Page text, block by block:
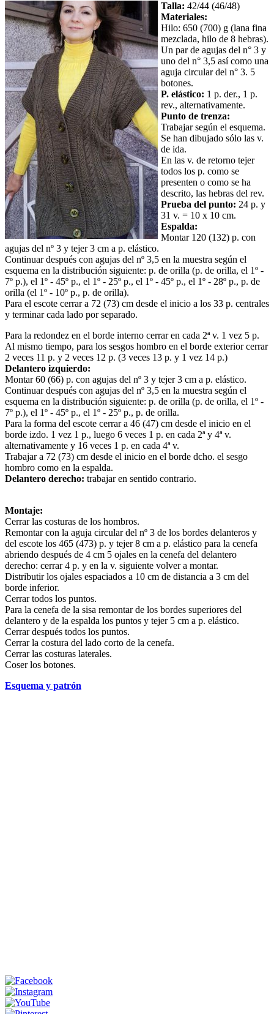
Talla: 42/44 (46/48)
Materiales:
Hilo: 650 (700) g (lana fina
mezclada, hilo de 8 hebras).
Un par de agujas del n° 3 y
uno del n° 3,5 así como una
aguja circular del n° 3. 5
botones.
P. elástico: 1 p. der., 1 p.
rev., alternativamente.
Punto de trenza:
Trabajar según el esquema.
Se han dibujado sólo las v.
de ida.
En las v. de retorno tejer
todos los p. como se
presenten o como se ha
descrito, las hebras del rev.
Prueba del punto: 24 p. y
31 v. = 10 x 10 cm.
Espalda:
Montar 120 (132) p. con
agujas del nº 3 y tejer 3 cm a p. elástico.
Continuar después con agujas del nº 3,5 en la muestra según el
esquema en la distribución siguiente: p. de orilla (p. de orilla, el 1º -
7º p.), el 1º - 45º p., el 1º - 25º p., el 1º - 45º p., el 1º - 28º p., p. de
orilla (el 1º - 10º p., p. de orilla).
Para el escote cerrar a 72 (73) cm desde el inicio a los 33 p. centrales
y terminar cada lado por separado.
Para la redondez en el borde interno cerrar en cada 2ª v. 1 vez 5 p.
Al mismo tiempo, para los sesgos hombro en el borde exterior cerrar
2 veces 11 p. y 2 veces 12 p. (3 veces 13 p. y 1 vez 14 p.)
Delantero izquierdo:
Montar 60 (66) p. con agujas del nº 3 y tejer 3 cm a p. elástico.
Continuar después con agujas del nº 3,5 en la muestra según el
esquema en la distribución siguiente: p. de orilla (p. de orilla, el 1º -
7º p.), el 1º - 45º p., el 1º - 25º p., p. de orilla.
Para la forma del escote cerrar a 46 (47) cm desde el inicio en el
borde izdo. 1 vez 1 p., luego 6 veces 1 p. en cada 2ª y 4ª v.
alternativamente y 16 veces 1 p. en cada 4ª v.
Trabajar a 72 (73) cm desde el inicio en el borde dcho. el sesgo
hombro como en la espalda.
Delantero derecho: trabajar en sentido contrario.
Montaje:
Cerrar las costuras de los hombros.
Remontar con la aguja circular del nº 3 de los bordes delanteros y
del escote los 465 (473) p. y tejer 8 cm a p. elástico para la cenefa
abriendo después de 4 cm 5 ojales en la cenefa del delantero
derecho: cerrar 4 p. y en la v. siguiente volver a montar.
Distributir los ojales espaciados a 10 cm de distancia a 3 cm del
borde inferior.
Cerrar todos los puntos.
Para la cenefa de la sisa remontar de los bordes superiores del
delantero y de la espalda los puntos y tejer 5 cm a p. elástico.
Cerrar después todos los puntos.
Cerrar la costura del lado corto de la cenefa.
Cerrar las costuras laterales.
Coser los botones.
Esquema y patrón